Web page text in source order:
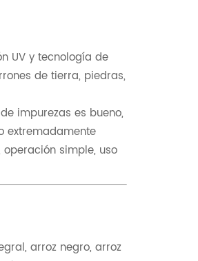
UV y tecnología de
de tierra, piedras,
impurezas es bueno,
extremadamente
simple, uso
arroz negro, arroz